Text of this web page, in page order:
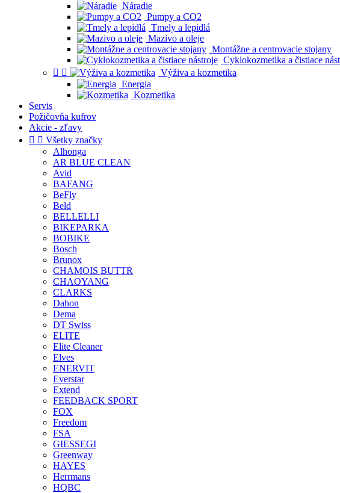
Náradie
Pumpy a CO2
Tmely a lepidlá
Mazivo a oleje
Montážne a centrovacie stojany
Cyklokozmetika a čistiace
 
Výživa a kozmetika
Energia
Kozmetika
Servis
Požičovňa kufrov
Akcie - zľavy
  Všetky značky
Alhonga
AR BLUE CLEAN
Avid
BAFANG
BeFly
Beld
BELLELLI
BIKEPARKA
BOBIKE
Bosch
Brunox
CHAMOIS BUTTR
CHAOYANG
CLARKS
Dahon
Dema
DT Swiss
ELITE
Elite Cleaner
Elves
ENERVIT
Everstar
Extend
FEEDBACK SPORT
FOX
Freedom
FSA
GIESSEGI
Greenway
HAYES
Herrmans
HQBC